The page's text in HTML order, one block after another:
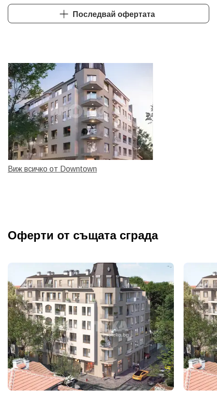
Последвай офертата
Виж всичко от Downtown
Оферти от същата сграда